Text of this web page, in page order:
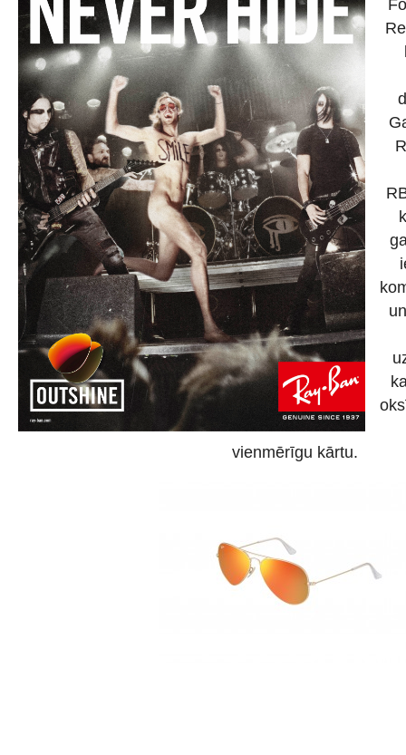
vienmērīgu kārtu.